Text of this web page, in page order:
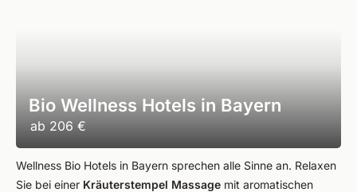
Bio Wellness Hotels in Bayern
ab 206 €
Wellness Bio Hotels in Bayern sprechen alle Sinne an. Relaxen
Sie bei einer Kräuterstempel Massage mit aromatischen